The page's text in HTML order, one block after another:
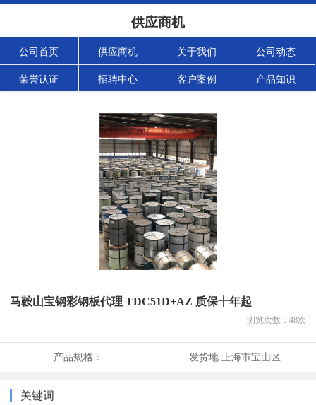
供应商机
公司首页 供应商机 关于我们 公司动态
荣誉认证 招聘中心 客户案例 产品知识
马鞍山宝钢彩钢板代理 TDC51D+AZ 质保十年起
浏览次数： 48次
产品规格： 发货地: 上海市宝山区
关键词